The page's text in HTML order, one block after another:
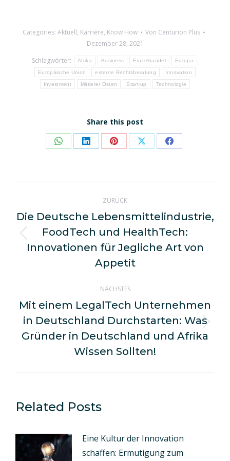
Categories: Aktuell, Karriere, Know How Von Centurion Plus
Dezember 28, 2021
Schlagwörter:
Afrika Business Einzelhandel Europa
Europäische Union externe Rechtsberatung Innovation
Investment Mittlerer Osten Start-up Technologie
Share this post
Share Share Share Share Share
Kommentarnavigation
ZURÜCK
Vorheriger
Beitrag:
Die Deutsche Lebensmittelindustrie,
FoodTech und HealthTech:
Innovationen für Jegliche Art von
Appetit
NÄCHSTES
Nächster
Beitrag:
Mit einem LegalTech Unternehmen
in Deutschland Durchstarten: Was
Gründer in Deutschland und Afrika
Wissen Sollten!
Related Posts
Eine Kultur der Innovation
schaffen: Ermutigung zum